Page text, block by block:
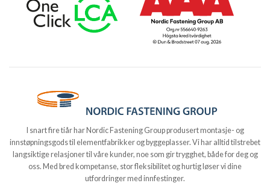
I snart fire tiår har Nordic Fastening Group produsert montasje- og
innstøpningsgods til elementfabrikker og byggeplasser. Vi har alltid tilstrebet
langsiktige relasjoner til våre kunder, noe som gir trygghet, både for deg og
oss. Med bred kompetanse, stor fleksibilitet og hurtig løser vi dine
utfordringer med innfestinger.